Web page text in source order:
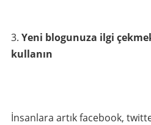
Yeni blogunuza ilgi
kullanın
İnsanlara artık facebook,